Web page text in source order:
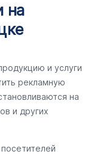
на
и услуги
рекламную
на
и других